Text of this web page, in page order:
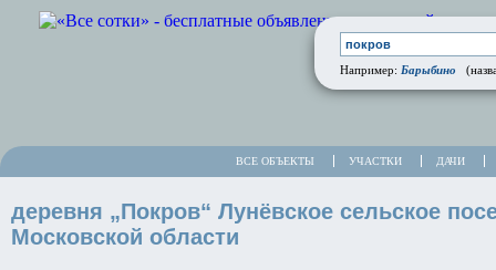
ВСЕ ОБЪЕКТЫ УЧАСТКИ ДАЧИ
Например: Барыбино
деревня „Покров“ Лунёвское сельское
Московской области